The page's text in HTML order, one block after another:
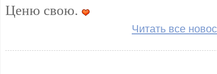
Ценю свою.
Читать все